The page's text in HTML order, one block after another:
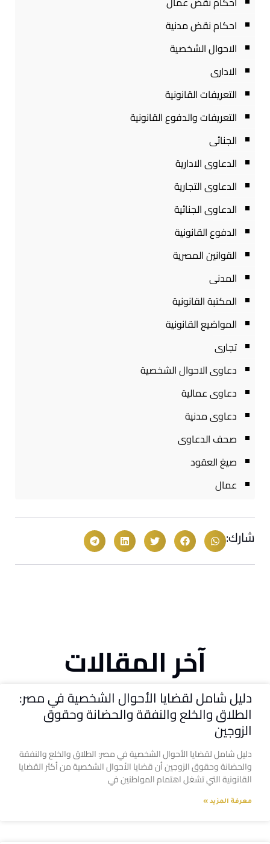
احكام نقض مدنية
الاحوال الشخصية
الادارى
التعريفات القانونية
التعريفات والدفوع القانونية
الجنائى
الدعاوى الادارية
الدعاوى التجارية
الدعاوى الجنائية
الدفوع القانونية
القوانين المصرية
المدنى
المكتبة القانونية
المواضيع القانونية
تجارى
دعاوى الاحوال الشخصية
دعاوى عمالية
دعاوى مدنية
صحف الدعاوى
صيغ العقود
عمال
شارك:
آخر المقالات
دليل شامل لقضايا الأحوال الشخصية في مصر:
الطلاق والخلع والنفقة والحضانة وحقوق
الزوجين
دليل شامل لقضايا الأحوال الشخصية في مصر: الطلاق والخلع والنفقة
والحضانة وحقوق الزوجين أن قضايا الأحوال الشخصية من أكثر القضايا
القانونية التي تشغل اهتمام المواطنين في
معرفة المزيد »